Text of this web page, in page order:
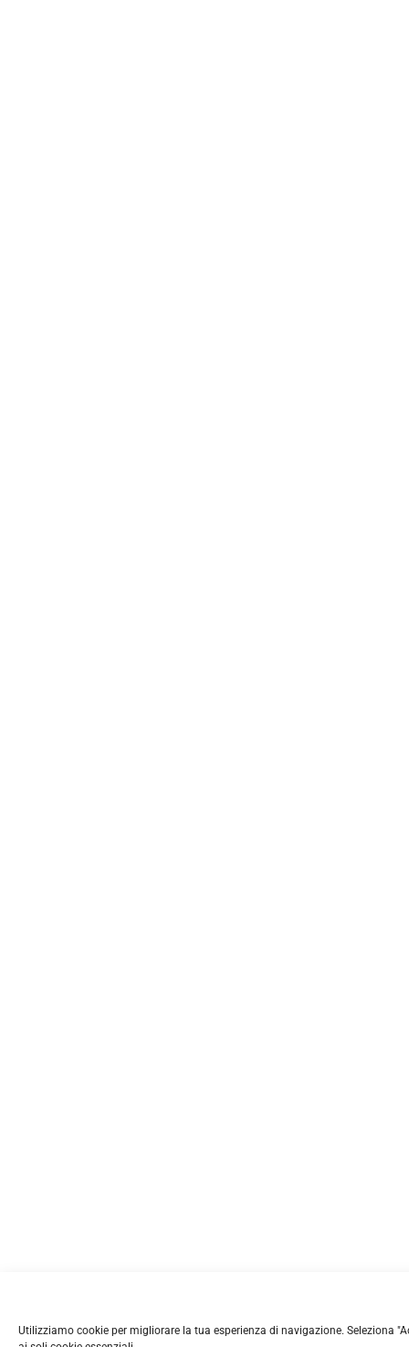
Utilizziamo cookie per migliorare la tua esperienza di navigazione. Seleziona